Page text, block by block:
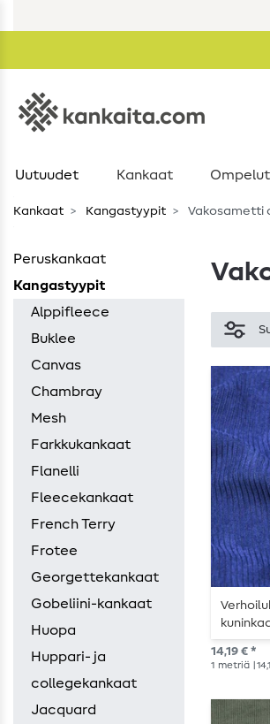
Uutuudet Kankaat
Kankaat Kangastyypit Vakosametti
Peruskankaat
Kangastyypit
Alppifleece
Buklee
Canvas
Chambray
Mesh
Farkkukankaat
Flanelli
Fleecekankaat
French Terry
Frotee
Georgettekankaat
Gobeliini-kankaat
Huopa
Huppari- ja
collegekankaat
Jacquard
14,19 € *
1 metriä |